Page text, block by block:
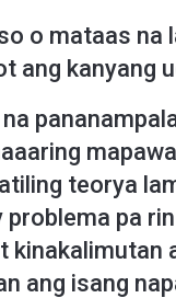
o mataas
ang kanyang
teorya
pa
ang isang